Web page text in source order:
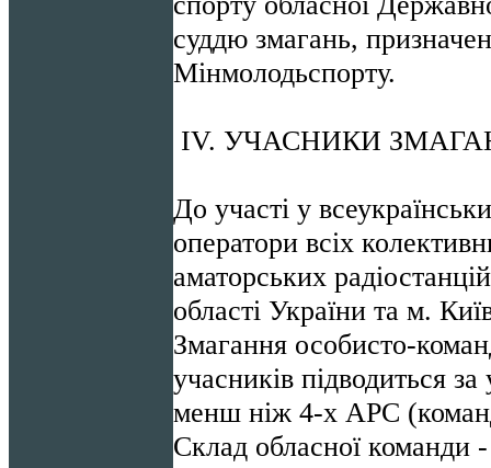
суддю змагань,
Мінмолодьспорту.
ІV. УЧАСНИКИ
До участі у
оператори всіх
аматорських
області України та м.
Змагання особисто-
учасників підводиться
менш ніж 4-х АРС
Склад обласної команди -